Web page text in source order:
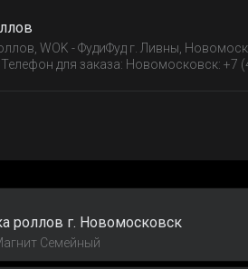
WOK - ФудиФуд г. Ливны,
для заказа: Новомосковск: +7
роллов г. Новомосковск
Семейный